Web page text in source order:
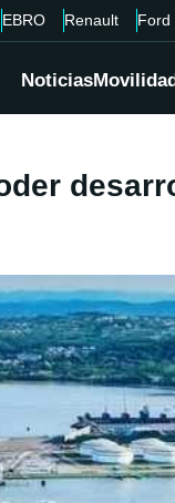
EBRO Renault Ford
Noticias